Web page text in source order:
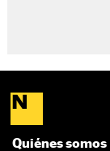
Quiénes somos